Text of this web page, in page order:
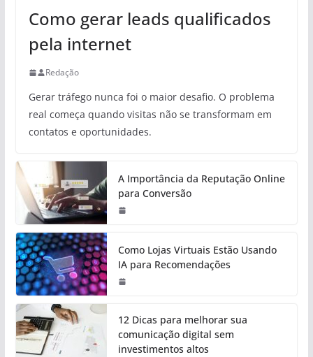
Como gerar leads qualificados
pela internet
Redação
Gerar tráfego nunca foi o maior desafio. O problema
real começa quando visitas não se transformam em
contatos e oportunidades.
A Importância da Reputação Online
para Conversão
Como Lojas Virtuais Estão Usando
IA para Recomendações
12 Dicas para melhorar sua
comunicação digital sem
investimentos altos